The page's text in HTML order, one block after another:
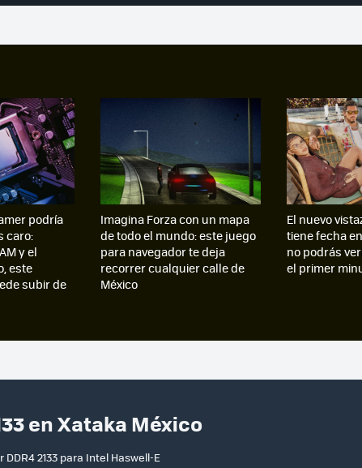
podría
caro:
y el
este
subir de
Imagina Forza con un mapa
de todo el mundo: este juego
para navegador te deja
recorrer cualquier calle de
México
El nuevo
tiene fecha
no podrás
el primer
en Xataka México
2133 para Intel Haswell-E